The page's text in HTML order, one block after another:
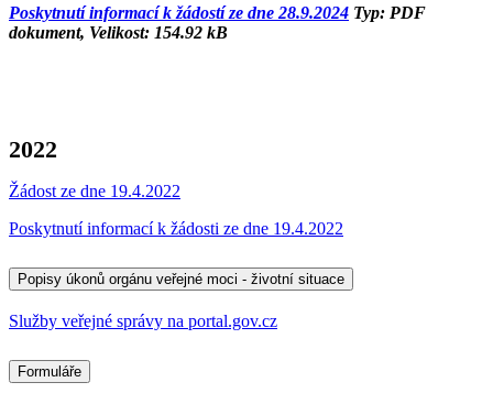
Poskytnutí informací k žádostí ze dne 28.9.2024 Typ: PDF
dokument, Velikost: 154.92 kB
2022
Žádost ze dne 19.4.2022
Poskytnutí informací k žádosti ze dne 19.4.2022
Popisy úkonů orgánu veřejné moci - životní situace
Služby veřejné správy na portal.gov.cz
Formuláře